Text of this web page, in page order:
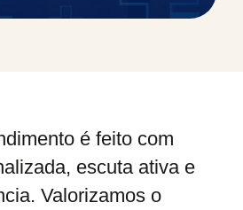
é feito com
escuta ativa e
Valorizamos o